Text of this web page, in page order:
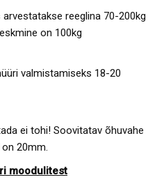
arvestatakse reeglina 70-200kg
on 100kg
valmistamiseks 18-20
ei tohi! Soovitatav õhuvahe
20mm.
moodulitest